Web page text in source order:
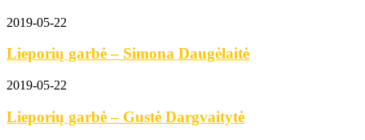
2019-05-22
Lieporių garbė – Simona Daugėlaitė
2019-05-22
Lieporių garbė – Gustė Dargvaitytė